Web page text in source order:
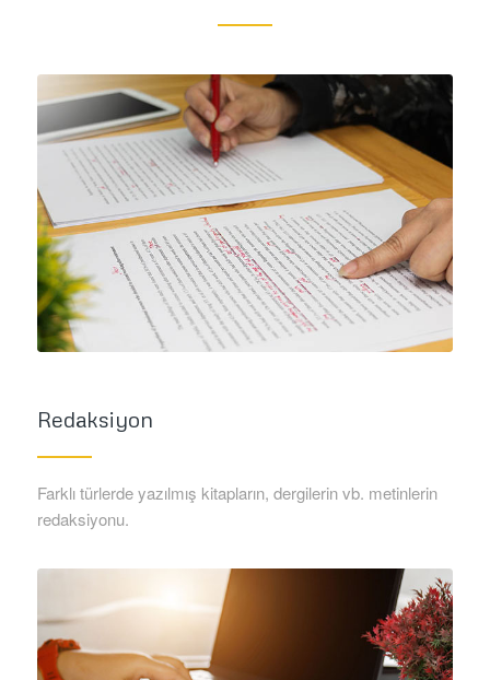
Redaksiyon
Farklı türlerde yazılmış kitapların, dergilerin vb. metinlerin
redaksiyonu.